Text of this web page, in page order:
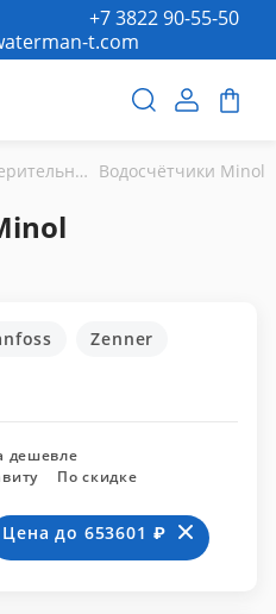
t.com
+7 3822 90-55-50
Контрольно-измерительные приборы Водосчётчики Minol
Zenner
дешевле
По скидке
Цена до 653601 ₽